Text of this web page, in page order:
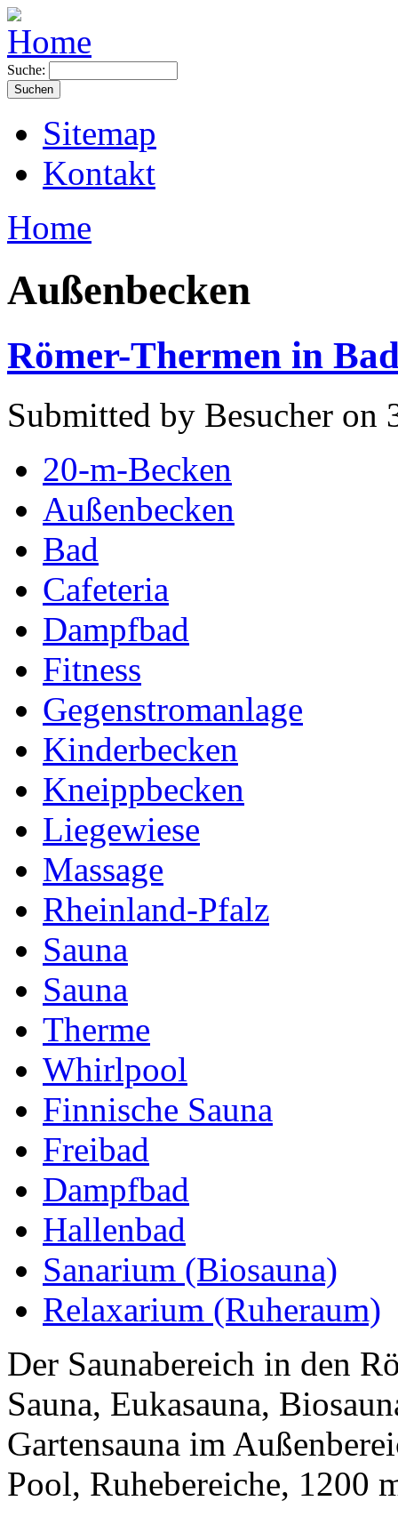
Suche:
Sitemap
Kontakt
Home
Außenbecken
Römer-Thermen in
Submitted by Besucher on
20-m-Becken
Außenbecken
Bad
Cafeteria
Dampfbad
Fitness
Gegenstromanlage
Kinderbecken
Kneippbecken
Liegewiese
Massage
Rheinland-Pfalz
Sauna
Sauna
Therme
Whirlpool
Finnische Sauna
Freibad
Dampfbad
Hallenbad
Sanarium (Biosauna)
Relaxarium (Ruheraum)
Der Saunabereich in den
Sauna, Eukasauna,
Gartensauna im
Pool, Ruhebereiche, 1200